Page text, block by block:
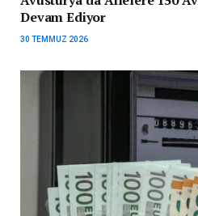
Devam Ediyor
30 TEMMUZ 2026